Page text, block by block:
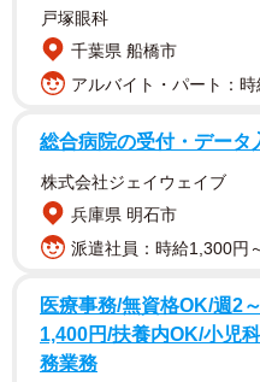
3年間トータルでは、少なくとも
大手進学塾の年間費用
前後」
戸塚眼科
千葉県 船橋市
アルバイト・パート：
総合病院の受付・データ
株式会社ジェイウェイブ
兵庫県 明石市
派遣社員：時給1,300円
医療事務/無資格OK/週2
1,400円/扶養内OK/小児
務業務